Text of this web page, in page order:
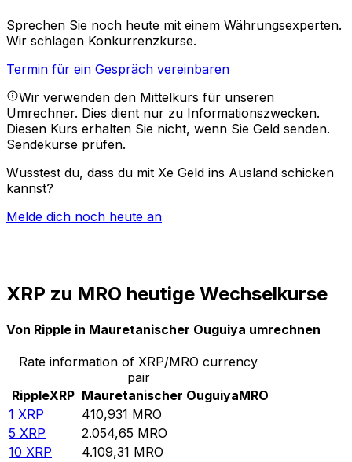
Sprechen Sie noch heute mit einem Währungsexperten.
Wir schlagen Konkurrenzkurse.
Termin für ein Gespräch vereinbaren
Wir verwenden den Mittelkurs für unseren
Umrechner. Dies dient nur zu Informationszwecken.
Diesen Kurs erhalten Sie nicht, wenn Sie Geld senden.
Sendekurse prüfen.
Wusstest du, dass du mit Xe Geld ins Ausland schicken
kannst?
Melde dich noch heute an
XRP zu MRO heutige Wechselkurse
Von Ripple in Mauretanischer Ouguiya umrechnen
Rate information of XRP/MRO currency
pair
RippleXRP Mauretanischer OuguiyaMRO
1 XRP 410,931 MRO
5 XRP 2.054,65 MRO
10 XRP 4.109,31 MRO